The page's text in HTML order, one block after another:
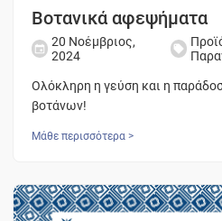
Βοτανικά αφεψήματα
20 Νοέμβριος,
2024
Ολόκληρη η γεύση και η
βοτάνων!
Μάθε περισσότερα >